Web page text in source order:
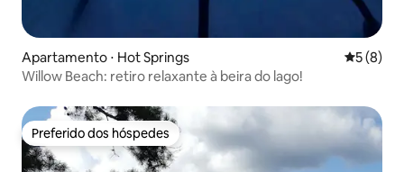
Apartamento ⋅ Hot Springs 5 de
5 (8)
Willow Beach: retiro relaxante à beira do lago!
Preferido dos hóspedes
Preferido dos hóspedes